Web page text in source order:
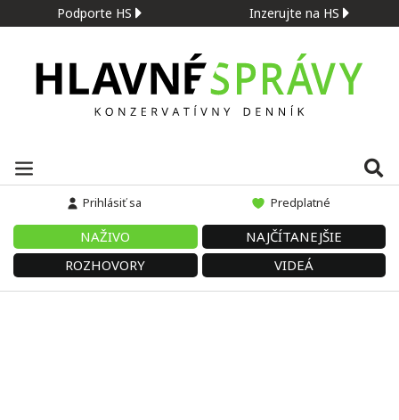
Podporte HS Inzerujte na HS
Prihlásiť sa Predplatné
NAŽIVO
NAJČÍTANEJŠIE
ROZHOVORY
VIDEÁ